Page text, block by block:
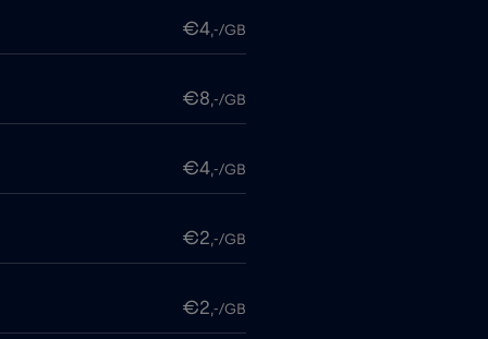
€4,-/GB
€8,-/GB
€4,-/GB
€2,-/GB
€2,-/GB